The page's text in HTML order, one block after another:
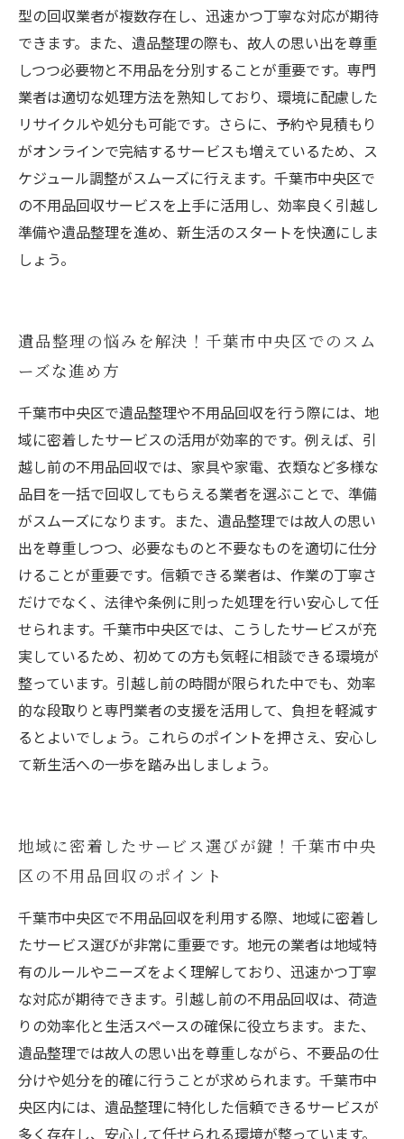
型の回収業者が複数存在し、迅速かつ丁寧な対応が期待
できます。また、遺品整理の際も、故人の思い出を尊重
しつつ必要物と不用品を分別することが重要です。専門
業者は適切な処理方法を熟知しており、環境に配慮した
リサイクルや処分も可能です。さらに、予約や見積もり
がオンラインで完結するサービスも増えているため、ス
ケジュール調整がスムーズに行えます。千葉市中央区で
の不用品回収サービスを上手に活用し、効率良く引越し
準備や遺品整理を進め、新生活のスタートを快適にしま
しょう。
遺品整理の悩みを解決！千葉市中央区でのスム
ーズな進め方
千葉市中央区で遺品整理や不用品回収を行う際には、地
域に密着したサービスの活用が効率的です。例えば、引
越し前の不用品回収では、家具や家電、衣類など多様な
品目を一括で回収してもらえる業者を選ぶことで、準備
がスムーズになります。また、遺品整理では故人の思い
出を尊重しつつ、必要なものと不要なものを適切に仕分
けることが重要です。信頼できる業者は、作業の丁寧さ
だけでなく、法律や条例に則った処理を行い安心して任
せられます。千葉市中央区では、こうしたサービスが充
実しているため、初めての方も気軽に相談できる環境が
整っています。引越し前の時間が限られた中でも、効率
的な段取りと専門業者の支援を活用して、負担を軽減す
るとよいでしょう。これらのポイントを押さえ、安心し
て新生活への一歩を踏み出しましょう。
地域に密着したサービス選びが鍵！千葉市中央
区の不用品回収のポイント
千葉市中央区で不用品回収を利用する際、地域に密着し
たサービス選びが非常に重要です。地元の業者は地域特
有のルールやニーズをよく理解しており、迅速かつ丁寧
な対応が期待できます。引越し前の不用品回収は、荷造
りの効率化と生活スペースの確保に役立ちます。また、
遺品整理では故人の思い出を尊重しながら、不要品の仕
分けや処分を的確に行うことが求められます。千葉市中
央区内には、遺品整理に特化した信頼できるサービスが
多く存在し、安心して任せられる環境が整っています。